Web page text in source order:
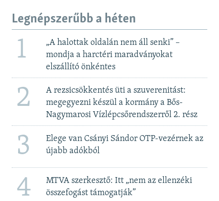
Legnépszerűbb a héten
1
„A halottak oldalán nem áll senki” –
mondja a harctéri maradványokat
elszállító önkéntes
2
A rezsicsökkentés üti a szuverenitást:
megegyezni készül a kormány a Bős-
Nagymarosi Vízlépcsőrendszerről 2. rész
3
Elege van Csányi Sándor OTP-vezérnek az
újabb adókból
4
MTVA szerkesztő: Itt „nem az ellenzéki
összefogást támogatják”